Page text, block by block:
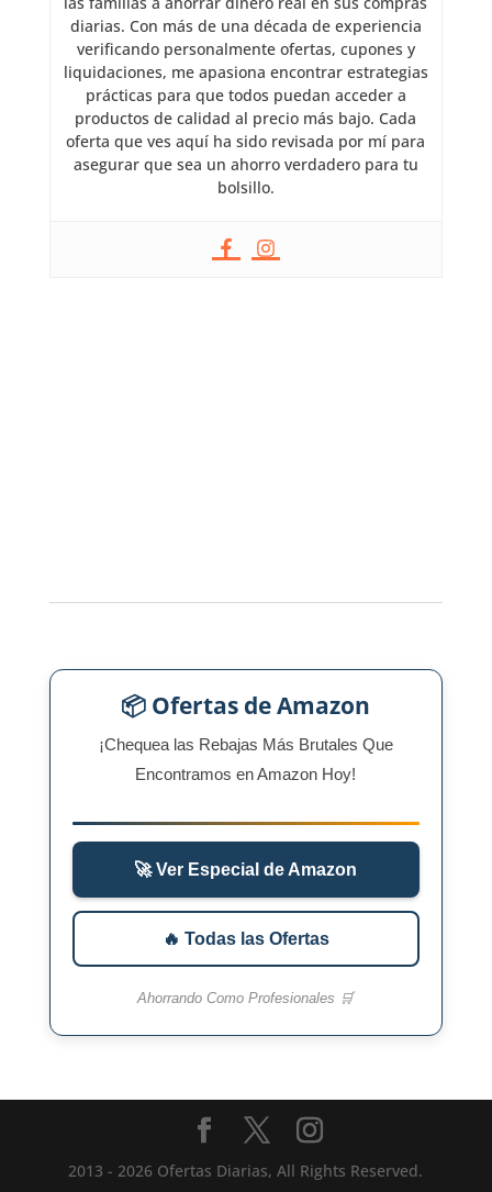
diarias. Con más de una década de experiencia
verificando personalmente ofertas, cupones y
liquidaciones, me apasiona encontrar estrategias
prácticas para que todos puedan acceder a
productos de calidad al precio más bajo. Cada
oferta que ves aquí ha sido revisada por mí para
asegurar que sea un ahorro verdadero para tu
bolsillo.
📦 Ofertas de Amazon
¡Chequea las Rebajas Más Brutales Que
Encontramos en Amazon Hoy!
🚀 Ver Especial de Amazon
🔥 Todas las Ofertas
Ahorrando Como Profesionales 🛒
2013 - 2026 Ofertas Diarias, All Rights Reserved.